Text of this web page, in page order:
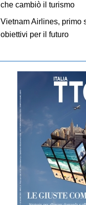
che cambiò il turismo
Vietnam Airlines, primo
obiettivi per il futuro